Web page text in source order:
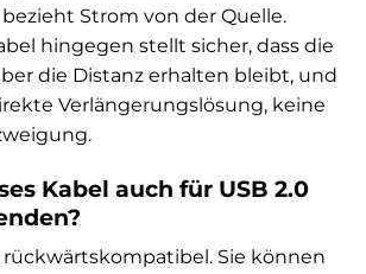
Strom von der Quelle.
hingegen stellt sicher, dass die
die Distanz erhalten bleibt, und
Verlängerungslösung, keine
Kabel auch für USB 2.0
rückwärtskompatibel. Sie können